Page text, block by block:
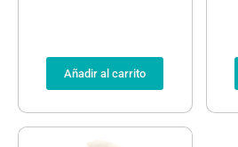
Añadir al carrito